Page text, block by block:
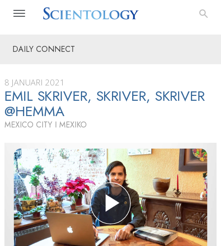
DAILY CONNECT
8 JANUARI 2021
EMIL SKRIVER, SKRIVER, SKRIVER
@HEMMA
MEXICO CITY I MEXIKO